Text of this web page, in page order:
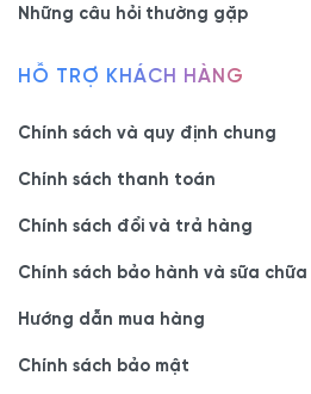
- Chính sách:
Hỗ trợ trả góp 0%
Bảo hành dài hạn 5 năm và
Hồ Chí Minh
Những câu hỏi thường gặp
HỖ TRỢ KHÁCH HÀNG
Chính sách và quy định chung
Chính sách thanh toán
Chính sách đổi và trả hàng
Chính sách bảo hành và sữa chữa
Hướng dẫn mua hàng
Chính sách bảo mật